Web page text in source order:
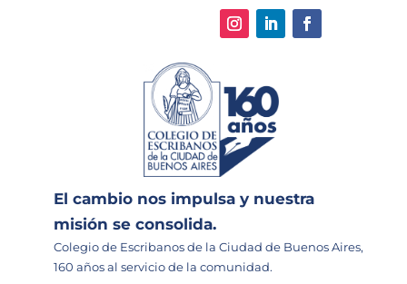
El cambio nos impulsa y nuestra
misión se consolida.
Colegio de Escribanos de la Ciudad de Buenos Aires,
160 años al servicio de la comunidad.